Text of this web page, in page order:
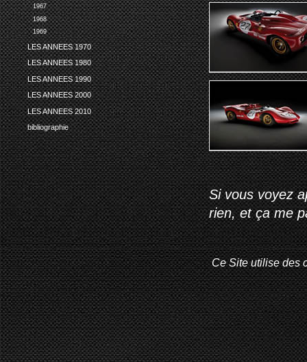
1967
1968
1969
LES ANNEES 1970
LES ANNEES 1980
LES ANNEES 1990
LES ANNEES 2000
LES ANNEES 2010
bibliographie
Si vous voyez
rien, et ça me
Ce Site utilise des